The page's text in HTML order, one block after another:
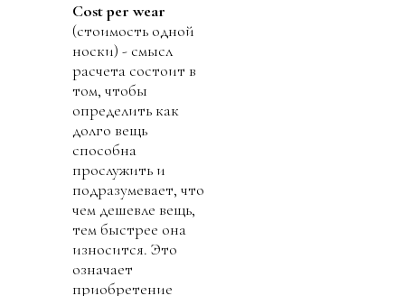
Cost per wear
(стоимость одной
носки) - смысл
расчета состоит в
том, чтобы
определить как
долго вещь
способна
прослужить и
подразумевает, что
чем дешевле вещь,
тем быстрее она
износится. Это
означает
приобретение